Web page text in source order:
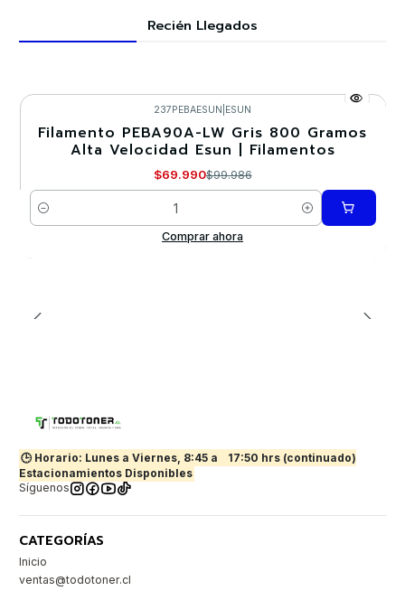
Recién Llegados
-30%
237PEBAESUN ESUN
Filamento PEBA90A-LW Gris 800 Gramos
Alta Velocidad Esun | Filamentos
$69.990$99.986
Cantidad
Comprar ahora
🕒 Horario: Lunes a Viernes, 8:45 a
17:50 hrs (continuado)
Estacionamientos Disponibles
Síguenos
CATEGORÍAS
Inicio
ventas@todotoner.cl